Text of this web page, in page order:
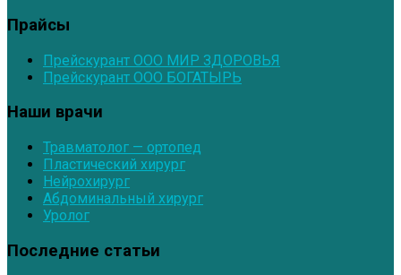
Прайсы
Прейскурант ООО МИР ЗДОРОВЬЯ
Прейскурант ООО БОГАТЫРЬ
Наши врачи
Травматолог — ортопед
Пластический хирург
Нейрохирург
Абдоминальный хирург
Уролог
Последние статьи